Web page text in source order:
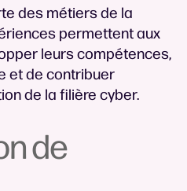
des métiers de la
permettent aux
leurs compétences,
et de contribuer
de la filière cyber.
de